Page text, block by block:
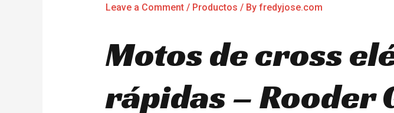
Leave a Comment / Productos / By fredyjose.com
Motos de cross
rápidas – Rooder